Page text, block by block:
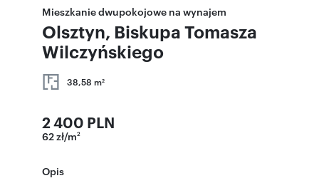
Mieszkanie dwupokojowe na wynajem
Olsztyn, Biskupa Tomasza
Wilczyńskiego
38,58 m2
2 400 PLN
62 zł/m2
Opis